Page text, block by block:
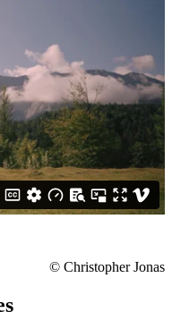
© Christopher Jonas